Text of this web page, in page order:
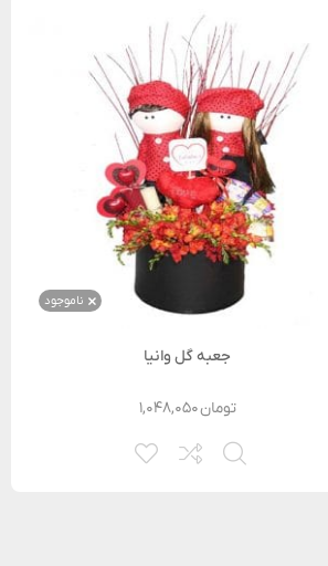
ناموجود
جعبه گل وانیا
۱,۰۴۸,۰۵۰تومان